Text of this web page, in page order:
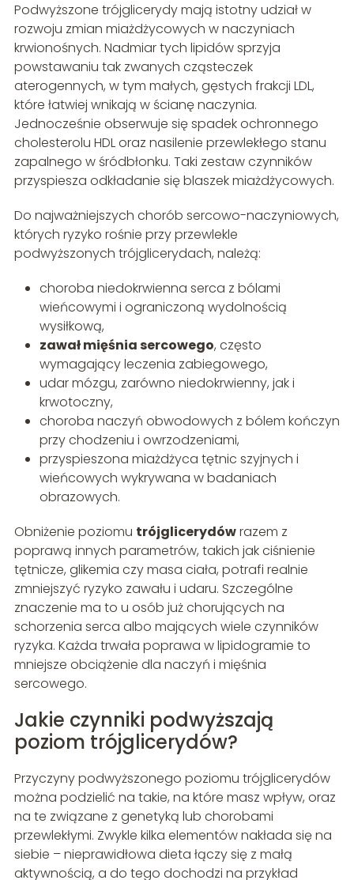
Podwyższone trójglicerydy mają istotny udział w
rozwoju zmian miażdżycowych w naczyniach
krwionośnych. Nadmiar tych lipidów sprzyja
powstawaniu tak zwanych cząsteczek
aterogennych, w tym małych, gęstych frakcji LDL,
które łatwiej wnikają w ścianę naczynia.
Jednocześnie obserwuje się spadek ochronnego
cholesterolu HDL oraz nasilenie przewlekłego stanu
zapalnego w śródbłonku. Taki zestaw czynników
przyspiesza odkładanie się blaszek miażdżycowych.
Do najważniejszych chorób sercowo-naczyniowych,
których ryzyko rośnie przy przewlekle
podwyższonych trójglicerydach, należą:
choroba niedokrwienna serca z bólami
wieńcowymi i ograniczoną wydolnością
wysiłkową,
zawał mięśnia sercowego, często
wymagający leczenia zabiegowego,
udar mózgu, zarówno niedokrwienny, jak i
krwotoczny,
choroba naczyń obwodowych z bólem kończyn
przy chodzeniu i owrzodzeniami,
przyspieszona miażdżyca tętnic szyjnych i
wieńcowych wykrywana w badaniach
obrazowych.
Obniżenie poziomu trójglicerydówrazem z
poprawą innych parametrów, takich jak ciśnienie
tętnicze, glikemia czy masa ciała, potrafi realnie
zmniejszyć ryzyko zawału i udaru. Szczególne
znaczenie ma to u osób już chorujących na
schorzenia serca albo mających wiele czynników
ryzyka. Każda trwała poprawa w lipidogramie to
mniejsze obciążenie dla naczyń i mięśnia
sercowego.
Jakie czynniki podwyższają
poziom trójglicerydów?
Przyczyny podwyższonego poziomu trójglicerydów
można podzielić na takie, na które masz wpływ, oraz
na te związane z genetyką lub chorobami
przewlekłymi. Zwykle kilka elementów nakłada się na
siebie – nieprawidłowa dieta łączy się z małą
aktywnością, a do tego dochodzi na przykład